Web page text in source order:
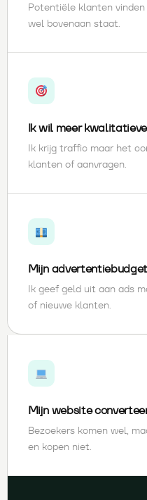
Potentiële klanten
wel bovenaan staat.
Ik wil meer
Ik krijg traffic maar het
klanten of aanvragen.
Mijn
Ik geef geld uit aan ads
of nieuwe klanten.
Mijn website
Bezoekers komen wel,
en kopen niet.